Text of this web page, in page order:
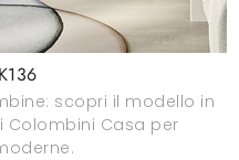
scopri il modello in
Colombini Casa per